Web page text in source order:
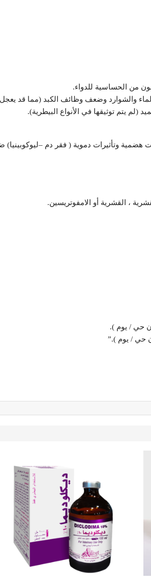
من الحساسية للدواء.
والشوارد وضعف وظائف الكبد (مما قد يعجل
يتم توثيقها في الأنواع البيطرية).
وتأثيرات دموية ( فقر دم –ليوكوبينيا)
، القشرية أو الامفوتريسين.